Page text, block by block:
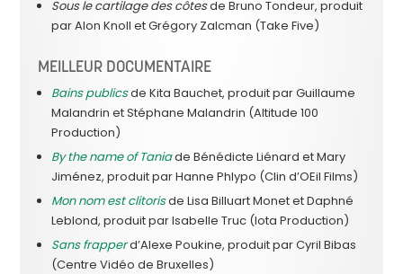
Sous le cartilage des côtesde Bruno Tondeur, produit
par Alon Knoll et Grégory Zalcman (Take Five)
MEILLEUR DOCUMENTAIRE
Bains publicsde Kita Bauchet, produit par Guillaume
Malandrin et Stéphane Malandrin (Altitude 100
Production)
By the name of Taniade Bénédicte Liénard et Mary
Jiménez, produit par Hanne Phlypo (Clin d’OEil Films)
Mon nom est clitorisde Lisa Billuart Monet et Daphné
Leblond, produit par Isabelle Truc (Iota Production)
Sans frapperd’Alexe Poukine, produit par Cyril Bibas
(Centre Vidéo de Bruxelles)